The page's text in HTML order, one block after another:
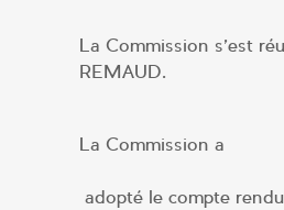
La Commission s’est
REMAUD.
La Commission a
adopté le compte